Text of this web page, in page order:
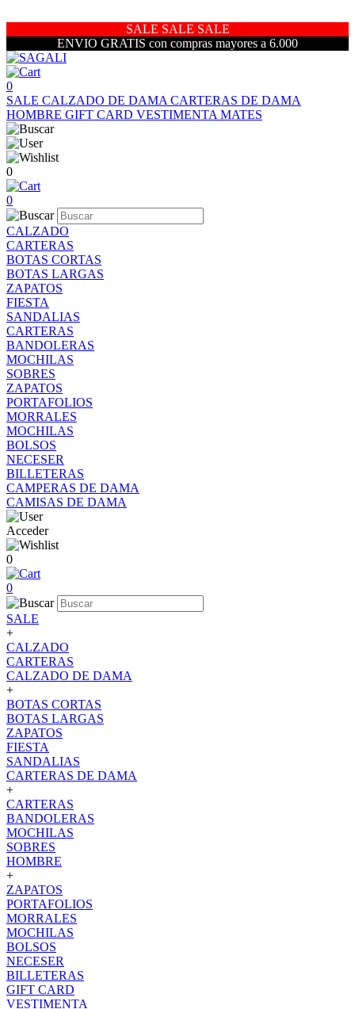
SALE SALE SALE
ENVIO GRATIS con compras mayores a 6.000
0
SALE CALZADO DE DAMA CARTERAS DE DAMA
HOMBRE GIFT CARD VESTIMENTA MATES
0
0
CALZADO
CARTERAS
BOTAS CORTAS
BOTAS LARGAS
ZAPATOS
FIESTA
SANDALIAS
CARTERAS
BANDOLERAS
MOCHILAS
SOBRES
ZAPATOS
PORTAFOLIOS
MORRALES
MOCHILAS
BOLSOS
NECESER
BILLETERAS
CAMPERAS DE DAMA
CAMISAS DE DAMA
Acceder
0
0
SALE
+
CALZADO
CARTERAS
CALZADO DE DAMA
+
BOTAS CORTAS
BOTAS LARGAS
ZAPATOS
FIESTA
SANDALIAS
CARTERAS DE DAMA
+
CARTERAS
BANDOLERAS
MOCHILAS
SOBRES
HOMBRE
+
ZAPATOS
PORTAFOLIOS
MORRALES
MOCHILAS
BOLSOS
NECESER
BILLETERAS
GIFT CARD
VESTIMENTA